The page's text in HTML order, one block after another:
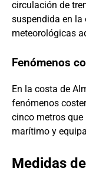
circulación de
suspendida en
meteorológicas
Fenómenos
En la costa de
fenómenos
cinco metros
marítimo y
Medidas